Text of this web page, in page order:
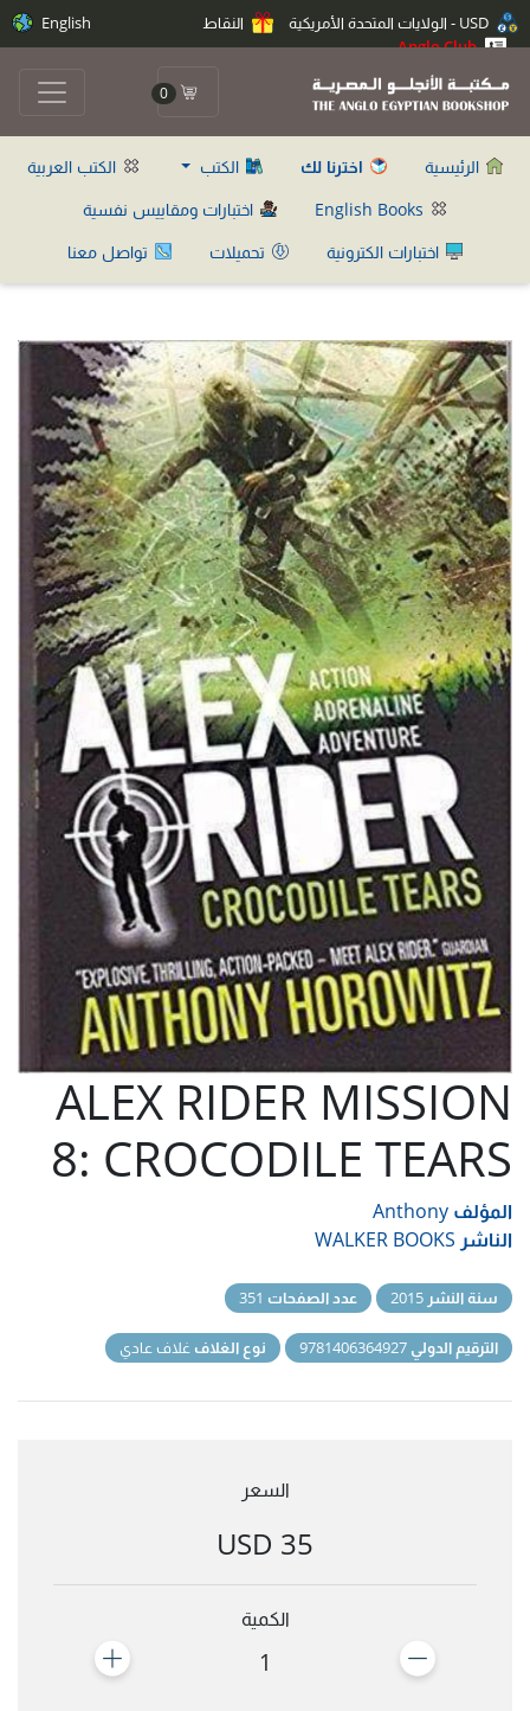
النقاط
Anglo Club
English
0
الرئيسية اخترنا لك الكتب
الكتب العربية
اختبارات ومقاييس نفسية
اختبارات الكترونية
تحميلات تواصل معنا
ALEX RIDER MISSION
8: CROCODILE TEARS
المؤلف Anthony
الناشر WALKER BOOKS
سنة النشر عدد الصفحات
الترقيم الدولي نوع الغلاف غلاف عادي
السعر
35 USD
الكمية
1